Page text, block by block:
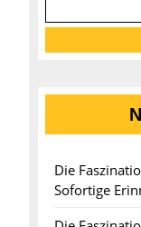
Die
Sofortige